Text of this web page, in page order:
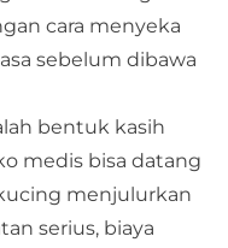
cara menyeka
sebelum dibawa
bentuk kasih
medis bisa datang
menjulurkan
serius, biaya